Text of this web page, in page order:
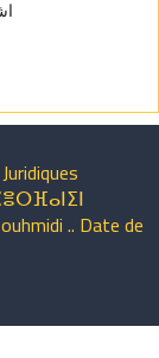
.. Date de